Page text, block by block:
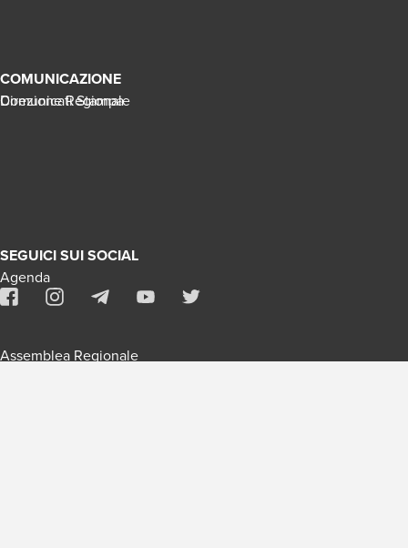
Direzione Regionale
Assemblea Regionale
COMUNICAZIONE
Comunicati Stampa
Agenda
SEGUICI SUI SOCIAL